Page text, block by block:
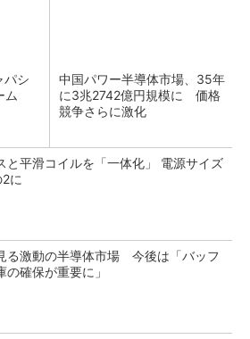
パシ
ム
中国パワー半導体市場、35年
に3兆2742億円規模に 価格
競争さらに激化
と平滑コイルを「一体化」 電源サイズ
に
る激動の半導体市場 今後は「バッフ
の確保が重要に」